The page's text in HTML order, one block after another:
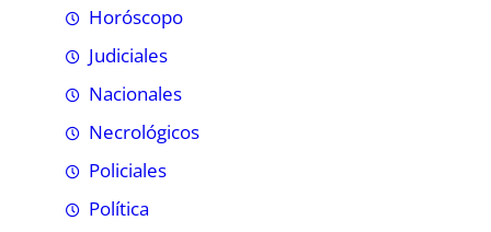
Horóscopo
Judiciales
Nacionales
Necrológicos
Policiales
Política